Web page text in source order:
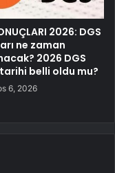
2026: DGS
ne zaman
2026 DGS
belli oldu mu?
6, 2026